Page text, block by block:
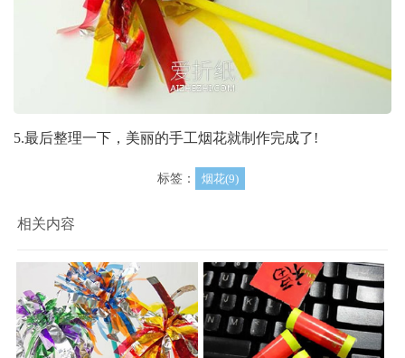
5.最后整理一下，美丽的手工烟花就制作完成了!
标签： 烟花(9)
相关内容